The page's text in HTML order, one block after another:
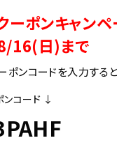
ポンキャンペ
16(日)まで
ンコードを入力する
ンコード ↓